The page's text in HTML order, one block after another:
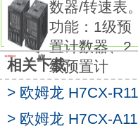
电源电压：DC24V。
日文标示型号。
成为使用更加便捷的
在一周2通道型的基
也加入系列。
采用独立的星期键
数器/转速表。
功能：1级预
置计数器、2
级预置计
相关下载
> 欧姆龙 H7CX-
> 欧姆龙 H7CX-